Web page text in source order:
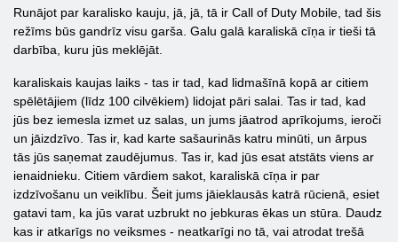
Runājot par karalisko kauju, jā, jā, tā ir Call of Duty Mobile, tad šis
režīms būs gandrīz visu garša. Galu galā karaliskā cīņa ir tieši tā
darbība, kuru jūs meklējāt.
karaliskais kaujas laiks - tas ir tad, kad lidmašīnā kopā ar citiem
spēlētājiem (līdz 100 cilvēkiem) lidojat pāri salai. Tas ir tad, kad
jūs bez iemesla izmet uz salas, un jums jāatrod aprīkojums, ieroči
un jāizdzīvo. Tas ir, kad karte sašaurinās katru minūti, un ārpus
tās jūs saņemat zaudējumus. Tas ir, kad jūs esat atstāts viens ar
ienaidnieku. Citiem vārdiem sakot, karaliskā cīņa ir par
izdzīvošanu un veiklību. Šeit jums jāieklausās katrā rūcienā, esiet
gatavi tam, ka jūs varat uzbrukt no jebkuras ēkas un stūra. Daudz
kas ir atkarīgs no veiksmes - neatkarīgi no tā, vai atrodat trešā